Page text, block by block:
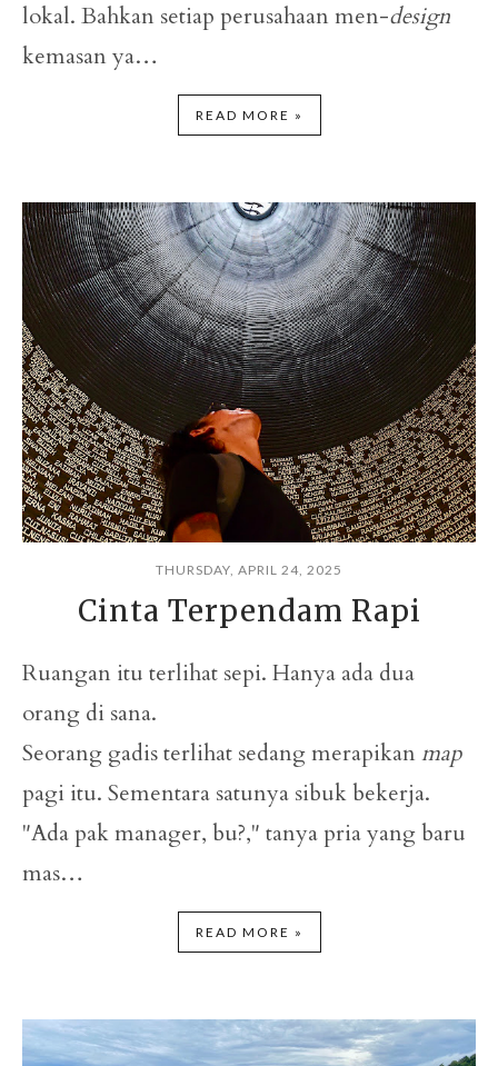
lokal. Bahkan setiap perusahaan men-design
kemasan ya…
READ MORE »
THURSDAY, APRIL 24, 2025
Cinta Terpendam Rapi
Ruangan itu terlihat sepi. Hanya ada dua
orang di sana.
Seorang gadis terlihat sedang merapikanmap
pagi itu. Sementara satunya sibuk bekerja.
"Ada pak manager, bu?," tanya pria yang baru
mas…
READ MORE »